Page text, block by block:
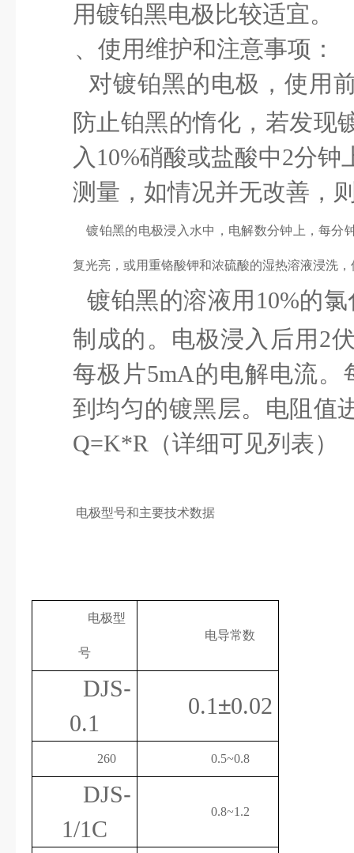
用镀铂黑电极比较适宜。
四、 使用维护和注意事项：
对镀铂黑的电极，使用
防止铂黑的惰化，若发现
入 10%硝酸或盐酸中2分钟
测量，如情况并无改善，
镀铂黑的电极浸入水中，电解数分钟上，每分
复光亮，或用重铬酸钾和浓硫酸的湿热溶液浸洗
镀铂黑的溶液用 10%的
制成的。电极浸入后用 2
每极片5mA的电解电流。
到均匀的镀黑层。电阻值
Q=K*R （详细可见列表）
电极型号和主要技术数据
电极型
号
电导常数
DJS-
0.1
0.1±0.02
260 0.5~0.8
DJS-
1/1C
0.8~1.2